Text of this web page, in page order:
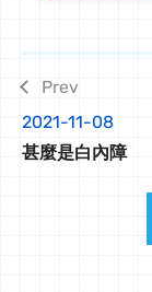
2021-11-08
甚麼是白內障